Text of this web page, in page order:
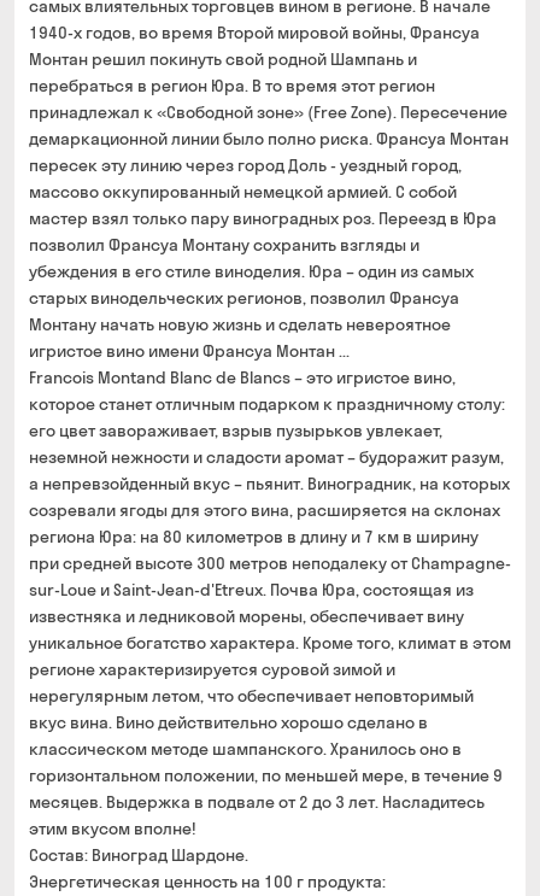
самых влиятельных торговцев вином в регионе. В начале
1940-х годов, во время Второй мировой войны, Франсуа
Монтан решил покинуть свой родной Шампань и
перебраться в регион Юра. В то время этот регион
принадлежал к «Свободной зоне» (Free Zone). Пересечение
демаркационной линии было полно риска. Франсуа Монтан
пересек эту линию через город Доль - уездный город,
массово оккупированный немецкой армией. С собой
мастер взял только пару виноградных роз. Переезд в Юра
позволил Франсуа Монтану сохранить взгляды и
убеждения в его стиле виноделия. Юра – один из самых
старых винодельческих регионов, позволил Франсуа
Монтану начать новую жизнь и сделать невероятное
игристое вино имени Франсуа Монтан ...
Francois Montand Blanc de Blancs – это игристое вино,
которое станет отличным подарком к праздничному столу:
его цвет завораживает, взрыв пузырьков увлекает,
неземной нежности и сладости аромат – будоражит разум,
а непревзойденный вкус – пьянит. Виноградник, на которых
созревали ягоды для этого вина, расширяется на склонах
региона Юра: на 80 километров в длину и 7 км в ширину
при средней высоте 300 метров неподалеку от Champagne-
sur-Loue и Saint-Jean-d'Etreux. Почва Юра, состоящая из
известняка и ледниковой морены, обеспечивает вину
уникальное богатство характера. Кроме того, климат в этом
регионе характеризируется суровой зимой и
нерегулярным летом, что обеспечивает неповторимый
вкус вина. Вино действительно хорошо сделано в
классическом методе шампанского. Хранилось оно в
горизонтальном положении, по меньшей мере, в течение 9
месяцев. Выдержка в подвале от 2 до 3 лет. Насладитесь
этим вкусом вполне!
Состав: Виноград Шардоне.
Энергетическая ценность на 100 г продукта: